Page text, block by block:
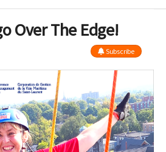
Over The Edge!
Subscribe